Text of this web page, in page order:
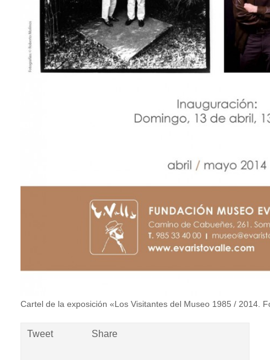
Cartel de la exposición «Los Visitantes del Museo 1985 / 2014.
Tweet Share